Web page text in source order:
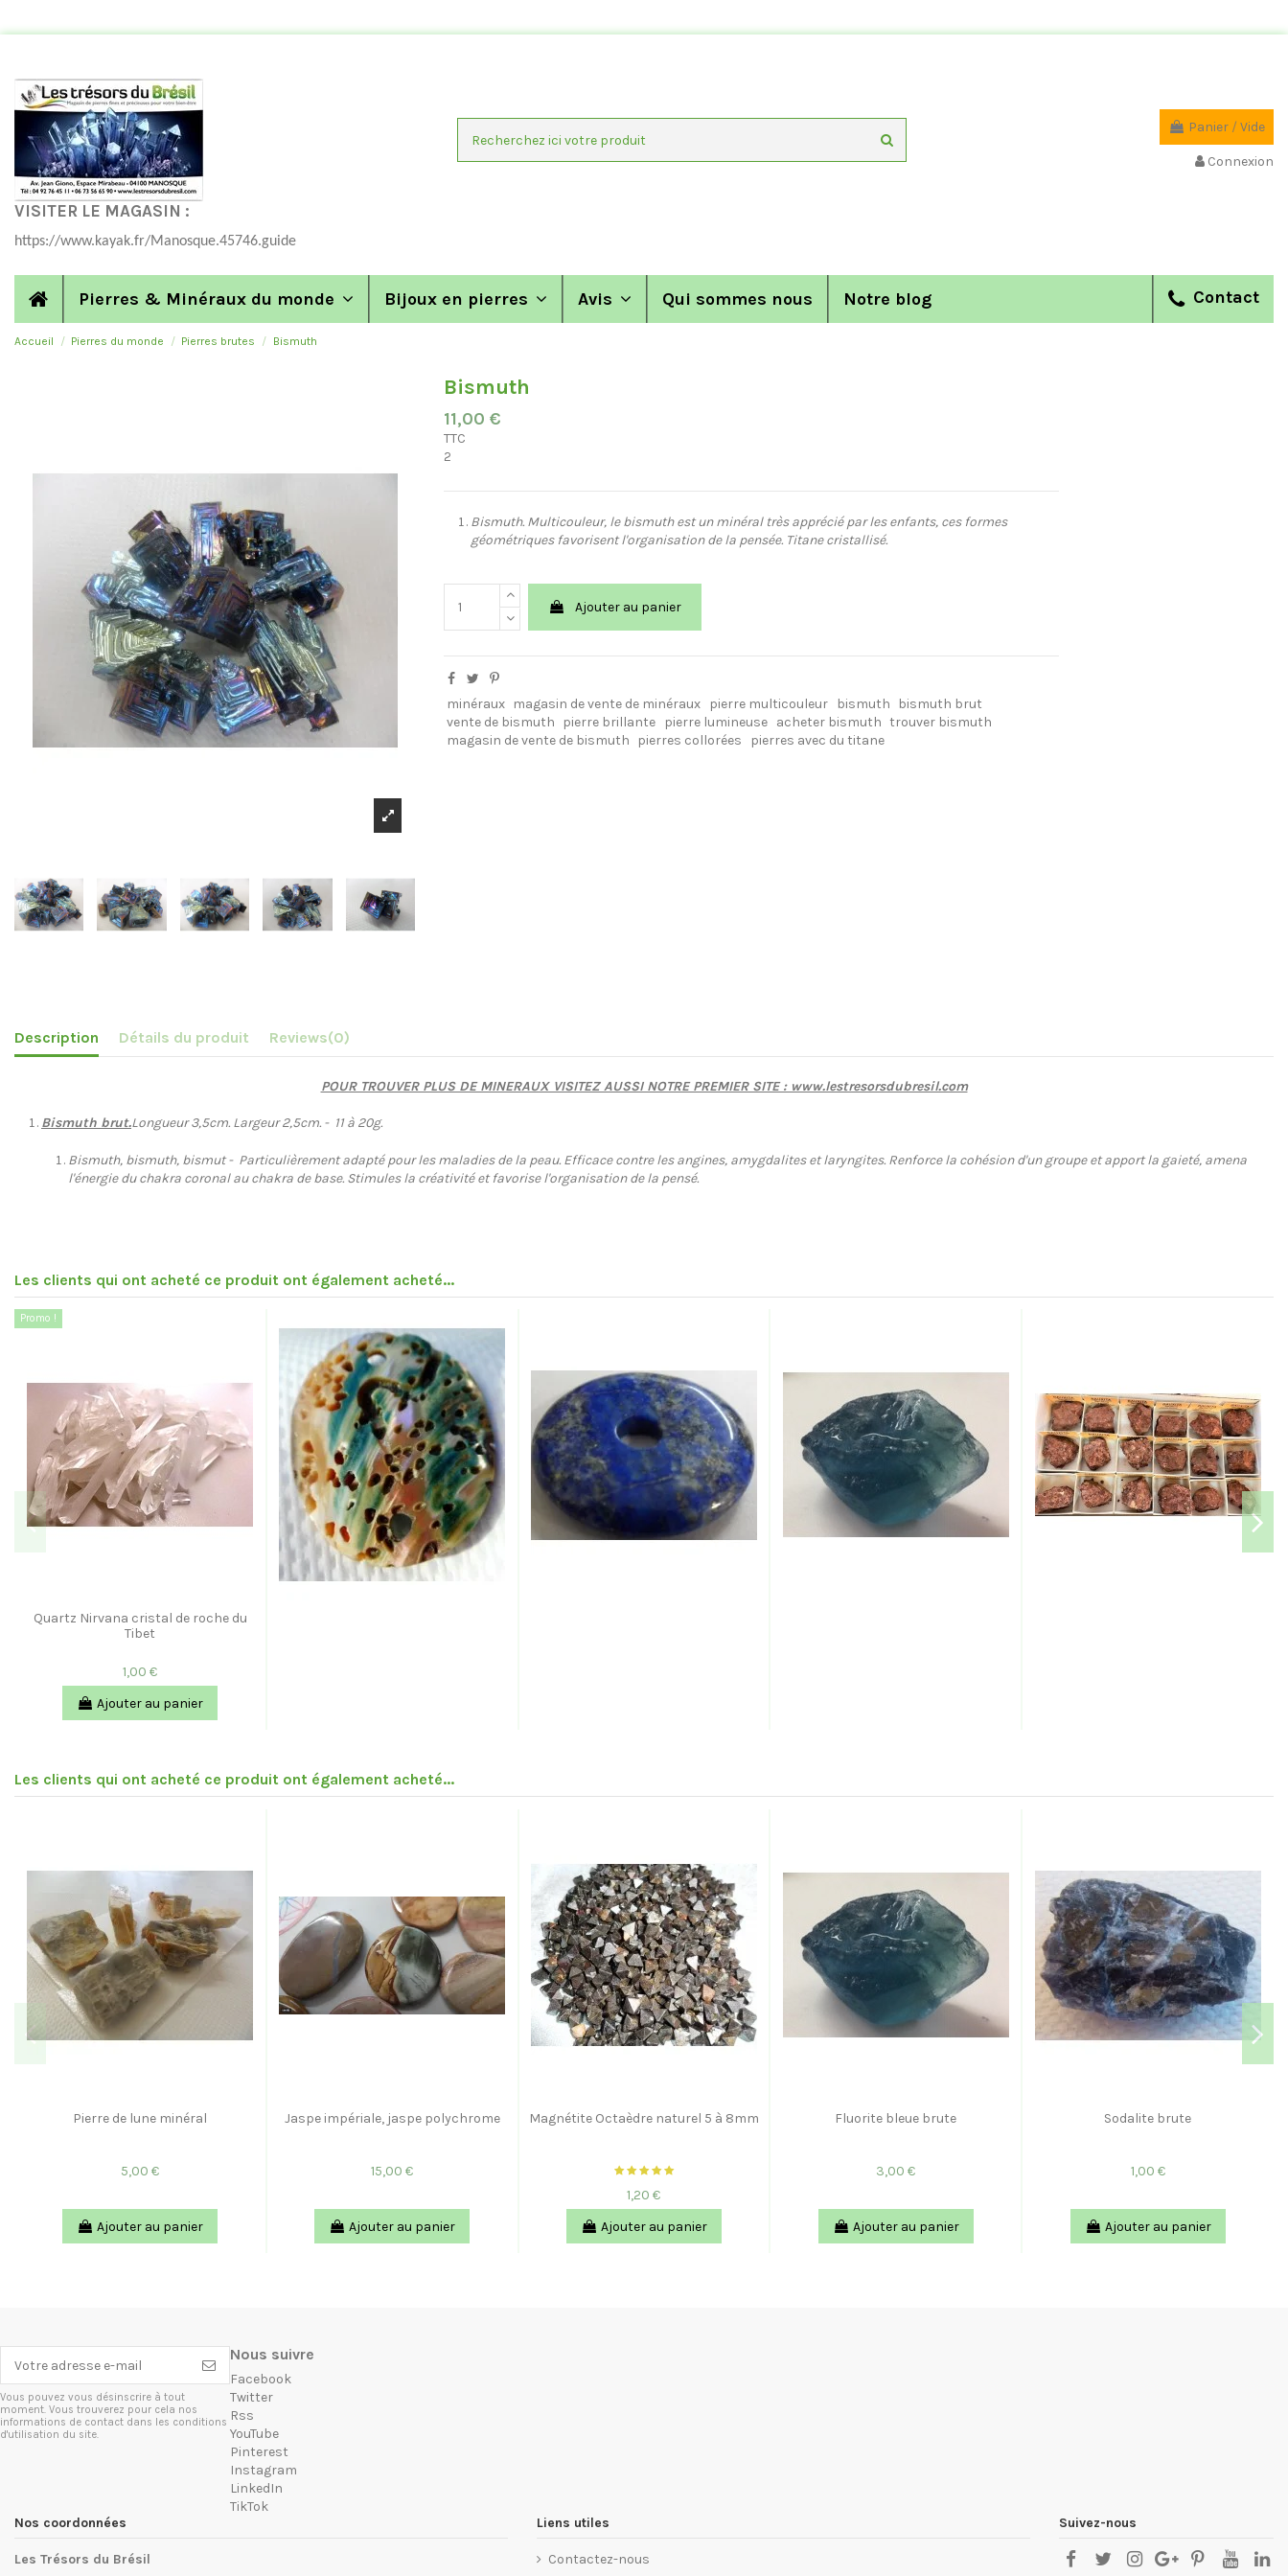
Panier / Vide
Connexion
VISITER LE MAGASIN :
https://www.kayak.fr/Manosque.45746.guide
Pierres & Minéraux du monde Bijoux en pierres Avis Contact
Qui sommes nous Notre blog
Accueil Pierres du monde Pierres brutes Bismuth
Bismuth
11,00 €
TTC
2
Bismuth. Multicouleur, le bismuth est un minéral très apprécié par les enfants, ces formes
géométriques favorisent l'organisation de la pensée. Titane cristallisé.
Ajouter au panier
minéraux magasin de vente de minéraux pierre multicouleur bismuth
bismuth brut
vente de bismuth
pierre brillante pierre lumineuse acheter bismuth trouver bismuth
magasin de vente de bismuth
pierres collorées pierres avec du titane
Description Détails du produit Reviews(0)
POUR TROUVER PLUS DE MINERAUX VISITEZ AUSSI NOTRE PREMIER SITE : www.lestresorsdubresil.com
Bismuth brut.Longueur 3,5cm. Largeur 2,5cm. - 11 à 20g.
Bismuth, bismuth, bismut - Particulièrement adapté pour les maladies de la peau. Efficace contre les angines, amygdalites et laryngites. Renforce la cohésion d'un groupe et apport la gaieté, amena
l'énergie du chakra coronal au chakra de base. Stimules la créativité et favorise l'organisation de la pensé.
Les clients qui ont acheté ce produit ont également acheté...
Promo !
Quartz Nirvana cristal de roche du
Tibet
1,00 €
Ajouter au panier
Les clients qui ont acheté ce produit ont également acheté...
Pierre de lune minéral
5,00 €
Ajouter au panier
Jaspe impériale, jaspe polychrome
15,00 €
Ajouter au panier
Magnétite Octaèdre naturel 5 à 8mm
1,20 €
Ajouter au panier
Fluorite bleue brute
3,00 €
Ajouter au panier
Sodalite brute
1,00 €
Ajouter au panier
Vous pouvez vous désinscrire à tout
moment. Vous trouverez pour cela nos
informations de contact dans les conditions
d'utilisation du site.
Nous suivre
Facebook
Twitter
Rss
YouTube
Pinterest
Instagram
LinkedIn
TikTok
Nos coordonnées
Les Trésors du Brésil
Liens utiles
Contactez-nous
Suivez-nous